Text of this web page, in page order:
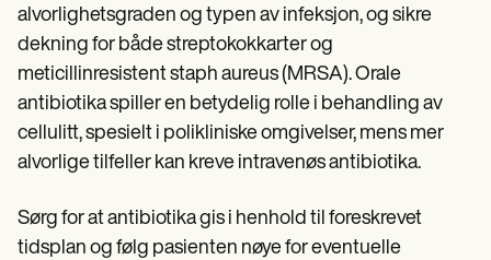
alvorlighetsgraden og typen av infeksjon, og sikre
dekning for både streptokokkarter og
meticillinresistent staph aureus (MRSA). Orale
antibiotika spiller en betydelig rolle i behandling av
cellulitt, spesielt i polikliniske omgivelser, mens mer
alvorlige tilfeller kan kreve intravenøs antibiotika.
Sørg for at antibiotika gis i henhold til foreskrevet
tidsplan og følg pasienten nøye for eventuelle